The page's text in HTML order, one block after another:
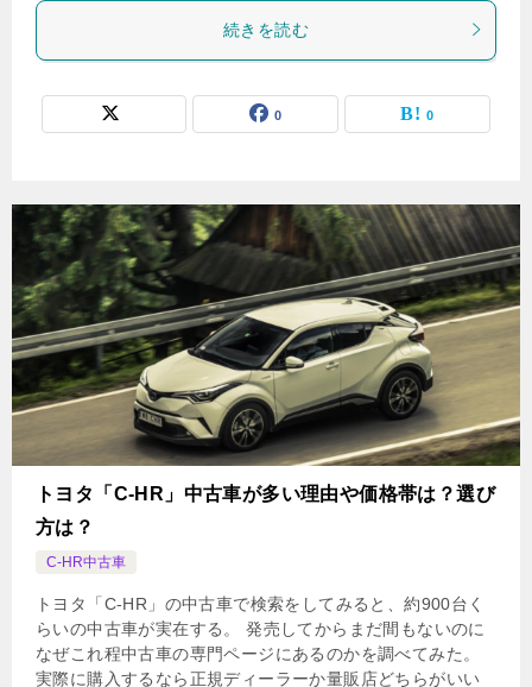
続きを読む
0 0
トヨタ「C-HR」中古車が多い理由や価格帯は？選び
方は？
C-HR中古車
トヨタ「C-HR」の中古車で検索をしてみると、約900台く
らいの中古車が実在する。 発売してからまだ間もないのに
なぜこれ程中古車の専門ページにあるのかを調べてみた。
実際に購入するなら正規ディーラーか量販店どちらがいい